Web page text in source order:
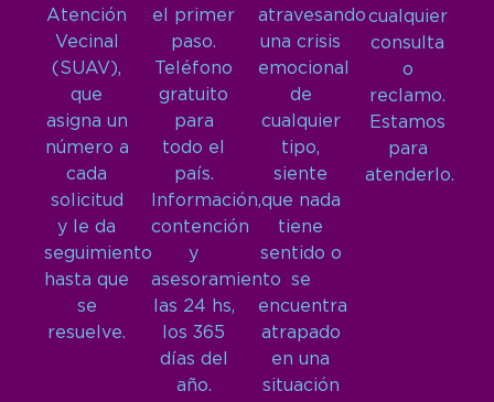
Atención
Vecinal
(SUAV),
que
asigna un
número a
cada
solicitud
y le da
seguimiento
hasta que
se
resuelve.
el primer
paso.
Teléfono
gratuito
para
todo el
país.
Información,
contención
y
asesoramiento
las 24 hs,
los 365
días del
año.
atravesando
una crisis
emocional
de
cualquier
tipo,
siente
que nada
tiene
sentido o
se
encuentra
atrapado
en una
situación
cualquier
consulta
o
reclamo.
Estamos
para
atenderlo.